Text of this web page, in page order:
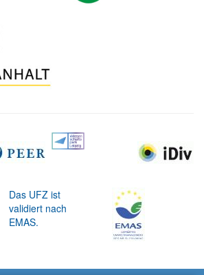
Das UFZ ist
validiert nach
EMAS.